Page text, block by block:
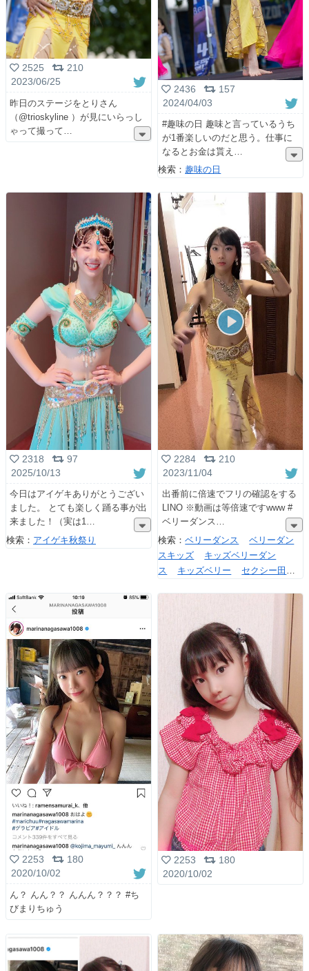
2525
210
2023/06/25
昨日のステージをとりさん
（@trioskyline ）が見にいらっし
ゃって撮って
2436
157
2024/04/03
#趣味の日 趣味と言っているうち
が1番楽しいのだと思う。仕事に
なるとお金は貰え
検索： 趣味の日
2318
97
2025/10/13
今日はアイゲキありがとうござい
ました。 とても楽しく踊る事が出
来ました！（実は1
検索： アイゲキ秋祭り
2284
210
2023/11/04
出番前に倍速でフリの確認をする
LINO ※動画は等倍速ですwww #
ベリーダンス
検索：ベリーダンス
ベリーダン
スキッズ
キッズベリーダン
ス
キッズベリー
セクシー田中
2253
180
2020/10/02
ん？ んん？？ んんん？？？ #ち
びまりちゅう
2253
180
2020/10/02